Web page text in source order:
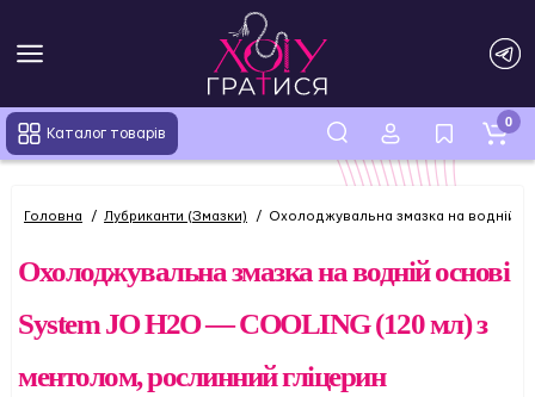
Каталог товарів
0
Головна Лубриканти (Змазки) Охолоджувальна змазка на водній
Охолоджувальна змазка на водній основі
System JO H2O — COOLING (120 мл) з
ментолом, рослинний гліцерин